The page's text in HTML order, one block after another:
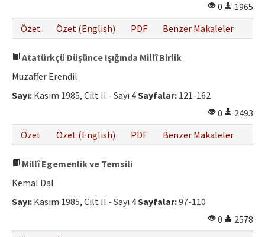
0
1965
Özet
Özet (English) PDF Benzer Makaleler
Atatürkçü Düşünce Işığında Millî Birlik
Muzaffer Erendil
Sayı: Kasım 1985, Cilt II - Sayı 4Sayfalar: 121-162
0
2493
Özet
Özet (English) PDF Benzer Makaleler
Millî Egemenlik ve Temsili
Kemal Dal
Sayı: Kasım 1985, Cilt II - Sayı 4Sayfalar:97-110
0
2578